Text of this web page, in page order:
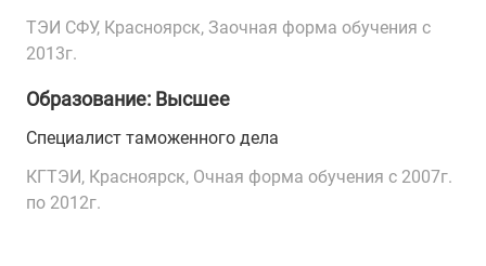
ТЭИ СФУ, Красноярск, Заочная форма обучения с
2013г.
Образование: Высшее
Специалист таможенного дела
КГТЭИ, Красноярск, Очная форма обучения с 2007г.
по 2012г.